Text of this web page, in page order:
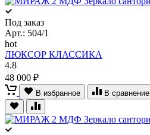
Под заказ
Арт.: 504/1
hot
ЛЮКСОР КЛАССИКА
4.8
48 000 ₽
В избранное В сравнение